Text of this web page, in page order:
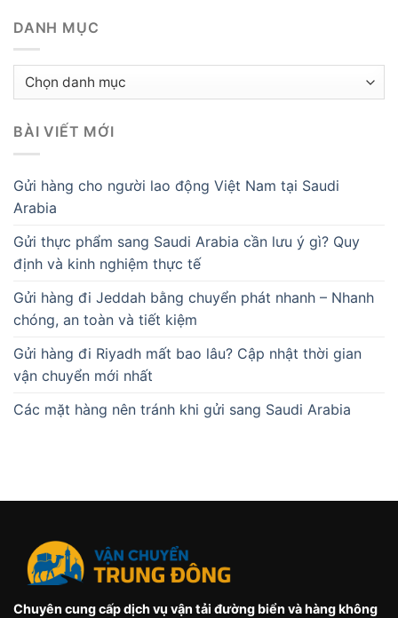
DANH MỤC
Danh
BÀI VIẾT MỚI
Gửi hàng cho người lao động Việt Nam tại Saudi
Arabia
Gửi thực phẩm sang Saudi Arabia cần lưu ý gì? Quy
định và kinh nghiệm thực tế
Gửi hàng đi Jeddah bằng chuyển phát nhanh – Nhanh
chóng, an toàn và tiết kiệm
Gửi hàng đi Riyadh mất bao lâu? Cập nhật thời gian
vận chuyển mới nhất
Các mặt hàng nên tránh khi gửi sang Saudi Arabia
Chuyên cung cấp dịch vụ vận tải đường biển và hàng không